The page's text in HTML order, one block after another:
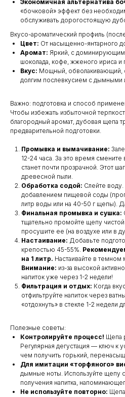
Экономичная альтернатива
«бочковой» эффект без
обслуживать дорогостоящую
Вкусо-ароматический профиль
Цвет: От насыщенно-янтарного
Аромат: Яркий, с
шоколада, кофе, жженого ириса и
Вкус: Мощный, обволакивающий,
долгим послевкусием с дымными
Важно: подготовка и способ
Чтобы избежать избыточной
благородный аромат, дубовая щепа
предварительной подготовки.
Промывка и вымачивание:
12-24 часа. За это время смените
станет почти прозрачной. Этот
древесной пыли.
Обработка содой: Слейте
добавлением пищевой соды
литр воды или на 40-50 г щепы).
Финальная промывка и сушка:
тщательно промойте щепу
просушите ее (на воздухе или в
Настаивание: Добавьте
крепостью 45-55%.
на 1 литр. Настаивайте в темном
Внимание: из-за высокой
напиток уже через 1-2 недели!
Фильтрация и отдых: Когда
отфильтруйте напиток через
«отдохнуть» в стекле 1-2 недели
Полезные советы:
Контролируйте процесс! Щепа
Регулярная дегустация — ключ к
чем получить горький,
Для имитации «торфяного»
дымные ноты. Используйте щепу
получения напитка,
Не используйте повторно: